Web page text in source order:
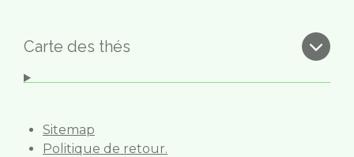
Carte des thés
Sitemap
Politique de retour.